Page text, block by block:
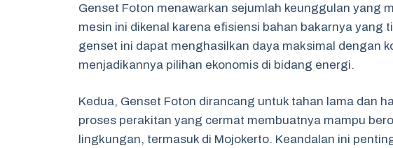
Genset Foton menawarkan sejumlah keunggulan yang
mesin ini dikenal karena efisiensi bahan bakarnya yang
genset ini dapat menghasilkan daya maksimal dengan
menjadikannya pilihan ekonomis di bidang energi.
Kedua, Genset Foton dirancang untuk tahan lama dan
proses perakitan yang cermat membuatnya mampu
lingkungan, termasuk di Mojokerto. Keandalan ini